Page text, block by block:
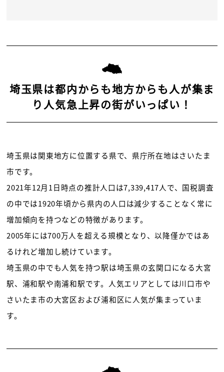
埼玉県は都内からも地方からも人が集ま
り人気急上昇の街がいっぱい！
埼玉県は関東地方に位置する県で、県庁所在地はさいたま
市です。
2021年12月1日時点の推計人口は7,339,417人で、国税調査
の中では1920年頃から県内の人口は減少することなく常に
増加傾向を持つなどの特徴があります。
2005年には700万人を超える規模となり、以降僅かではあ
るけれど増加し続けています。
埼玉県の中でも人気を持つ駅は埼玉県の玄関口になる大宮
駅、浦和駅や南浦和駅です。人気エリアとしては川口市や
さいたま市の大宮区および浦和区に人気が集まっていま
す。